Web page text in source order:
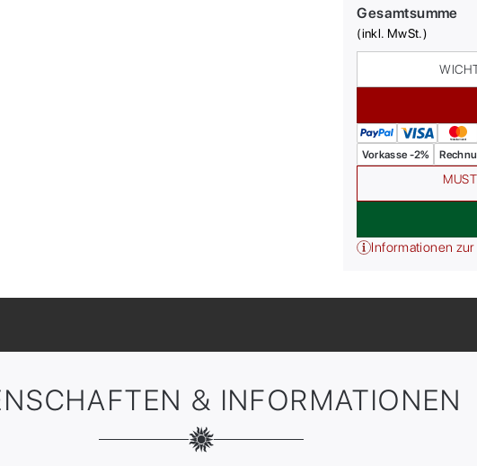
Gesamtsumme
(inkl. MwSt.)
Vorkasse -2%
Informationen
& INFORMATIONEN